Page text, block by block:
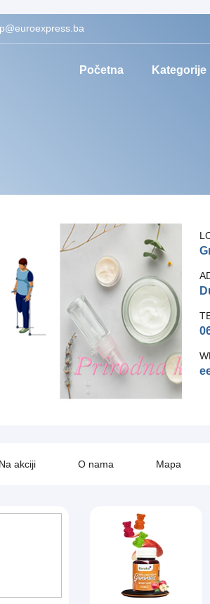
Početna Kategorije
Na akciji O nama Mapa